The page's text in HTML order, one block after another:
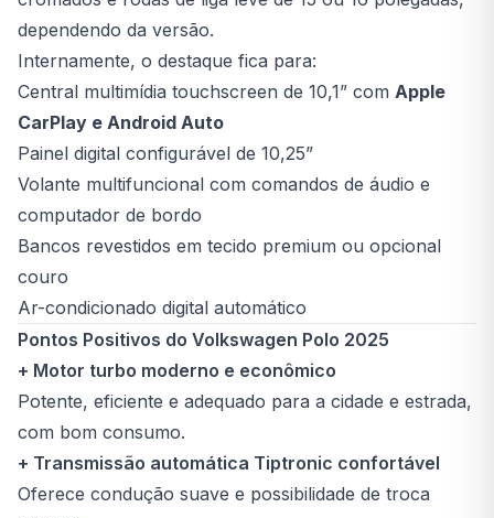
dependendo da versão.
Internamente, o destaque fica para:
Central multimídia touchscreen de 10,1” com Apple
CarPlay e Android Auto
Painel digital configurável de 10,25”
Volante multifuncional com comandos de áudio e
computador de bordo
Bancos revestidos em tecido premium ou opcional
couro
Ar-condicionado digital automático
Pontos Positivos do Volkswagen Polo 2025
+ Motor turbo moderno e econômico
Potente, eficiente e adequado para a cidade e estrada,
com bom consumo.
+ Transmissão automática Tiptronic confortável
Oferece condução suave e possibilidade de troca